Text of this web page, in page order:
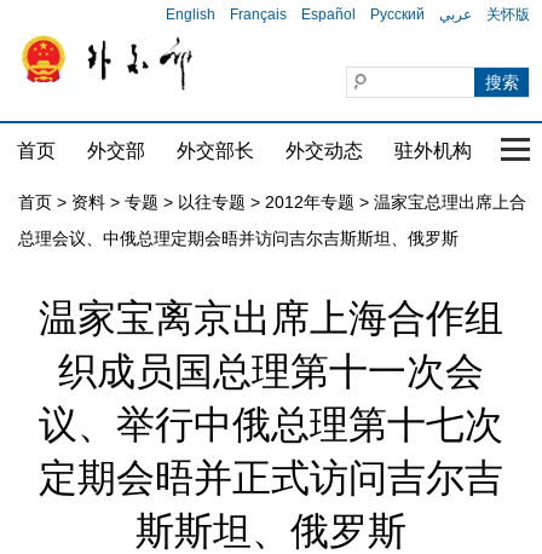
English Français Español Русский عربي 关怀版
首页 外交部 外交部长 外交动态 驻外机构 国
首页 > 资料 > 专题 > 以往专题 > 2012年专题 > 温家宝总理出席上合
总理会议、中俄总理定期会晤并访问吉尔吉斯斯坦、俄罗斯
温家宝离京出席上海合作组
织成员国总理第十一次会
议、举行中俄总理第十七次
定期会晤并正式访问吉尔吉
斯斯坦、俄罗斯